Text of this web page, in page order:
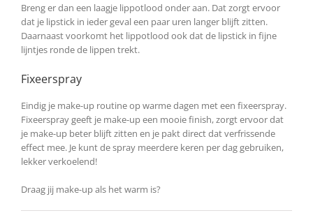
Breng er dan een laagje lippotlood onder aan. Dat zorgt ervoor
dat je lipstick in ieder geval een paar uren langer blijft zitten.
Daarnaast voorkomt het lippotlood ook dat de lipstick in fijne
lijntjes ronde de lippen trekt.
Fixeerspray
Eindig je make-up routine op warme dagen met een fixeerspray.
Fixeerspray geeft je make-up een mooie finish, zorgt ervoor dat
je make-up beter blijft zitten en je pakt direct dat verfrissende
effect mee. Je kunt de spray meerdere keren per dag gebruiken,
lekker verkoelend!
Draag jij make-up als het warm is?